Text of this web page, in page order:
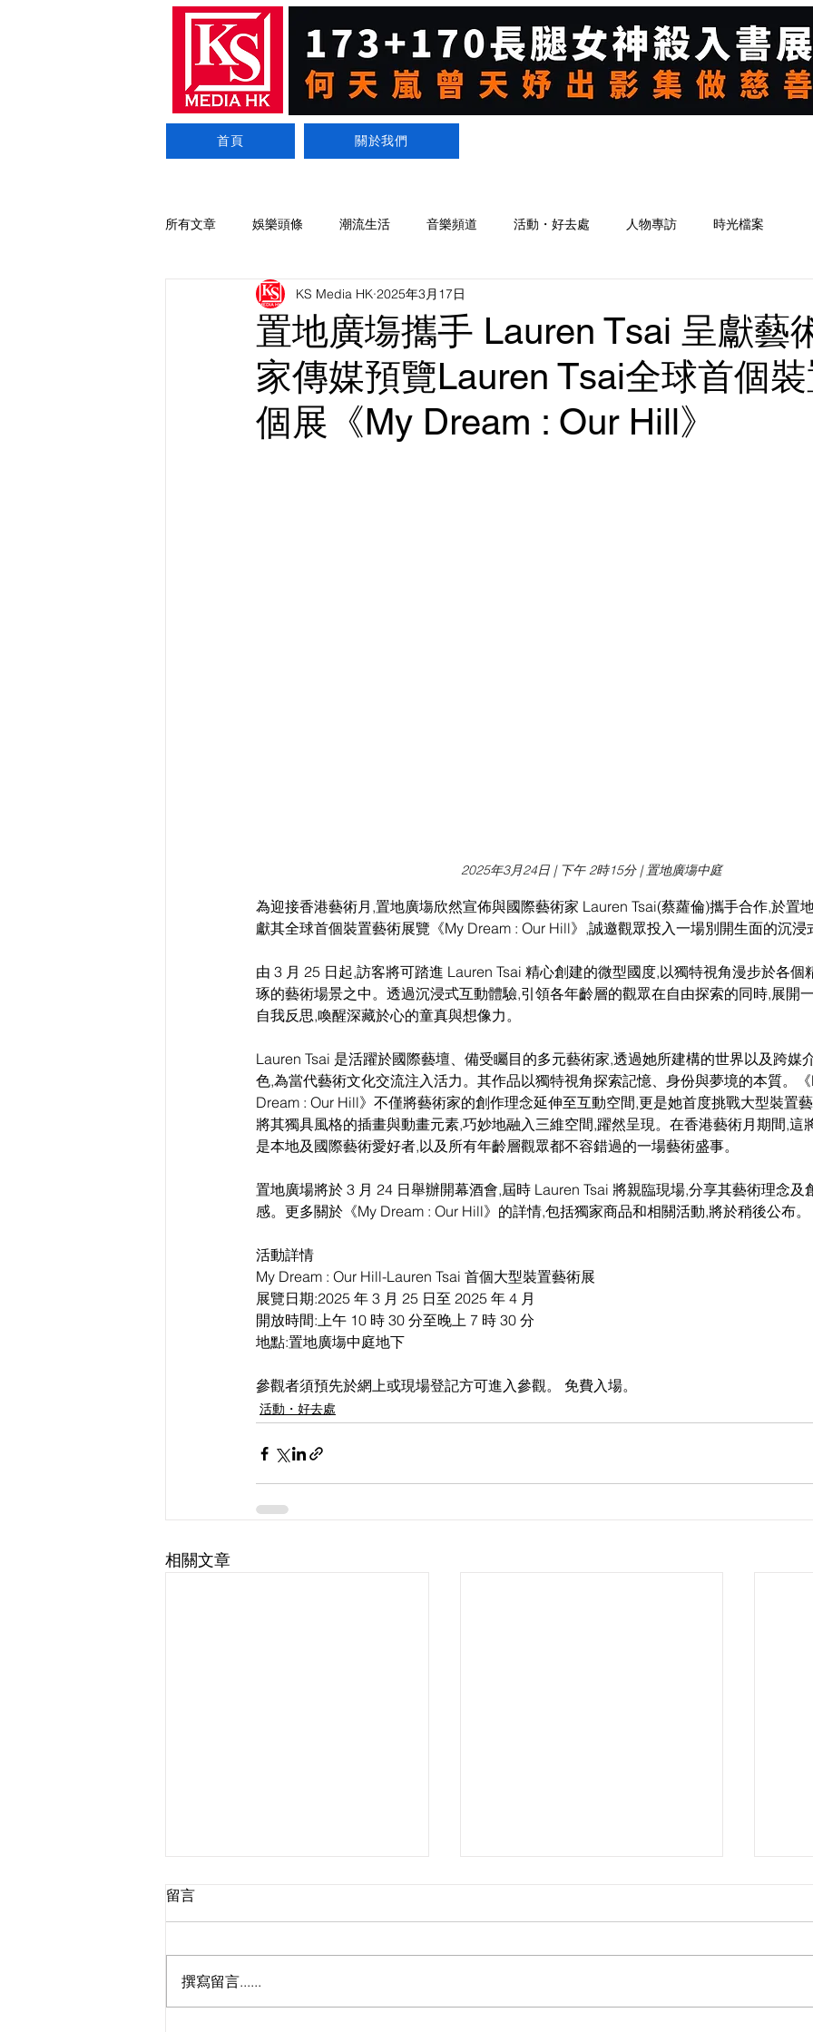
首頁 關於我們
所有文章 娛樂頭條 潮流生活 音樂頻道 活動・好去處 人物專訪 時光檔案
置地廣塲攜手 Lauren Tsai 呈獻藝
家傳媒預覽Lauren Tsai全球首個
個展《My Dream : Our Hill》
KS Media HK 2025年3月17日
2025年3月24日 | 下午 2時15分 | 置地廣塲中庭
為迎接香港藝術月,置地廣塲欣然宣佈與國際藝術家 Lauren Tsai(蔡蘿倫)攜手合作,於置
獻其全球首個裝置藝術展覽《My Dream : Our Hill》,誠邀觀眾投入一場別開生面的沉浸
由 3 月 25 日起,訪客將可踏進 Lauren Tsai 精心創建的微型國度,以獨特視角漫步於各個
琢的藝術場景之中。透過沉浸式互動體驗,引領各年齡層的觀眾在自由探索的同時,展開
自我反思,喚醒深藏於心的童真與想像力。
Lauren Tsai 是活躍於國際藝壇、備受矚目的多元藝術家,透過她所建構的世界以及跨媒
色,為當代藝術文化交流注入活力。其作品以獨特視角探索記憶、身份與夢境的本質。
Dream : Our Hill》不僅將藝術家的創作理念延伸至互動空間,更是她首度挑戰大型裝置
將其獨具風格的插畫與動畫元素,巧妙地融入三維空間,躍然呈現。在香港藝術月期間,這
是本地及國際藝術愛好者,以及所有年齡層觀眾都不容錯過的一場藝術盛事。
置地廣場將於 3 月 24 日舉辦開幕酒會,屆時 Lauren Tsai 將親臨現場,分享其藝術理念及
感。更多關於《My Dream : Our Hill》的詳情,包括獨家商品和相關活動,將於稍後公布。
活動詳情
My Dream : Our Hill-Lauren Tsai 首個大型裝置藝術展
展覽日期:2025 年 3 月 25 日至 2025 年 4 月
開放時間:上午 10 時 30 分至晚上 7 時 30 分
地點:置地廣塲中庭地下
參觀者須預先於網上或現場登記方可進入參觀。 免費入場。
活動・好去處
相關文章
留言
撰寫留言......